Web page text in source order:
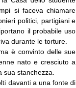
si faceva chiamare
politici, partigiani e
il probabile uso
durante le torture.
è convinto delle sue
nato e cresciuto a
sua stanchezza.
davanti a una fonte di